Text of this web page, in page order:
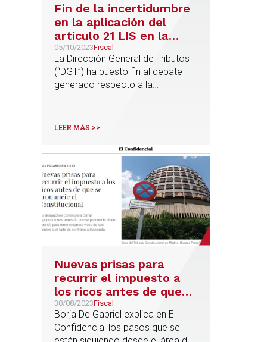
Fin de la incertidumbre
en la aplicación del
artículo 21 LIS en la
transmisión de
proyectos fotovoltaicos
05/10/2023Fiscal
La Dirección General de Tributos
(“DGT”) ha puesto fin al debate
generado respecto a la
obtenidas en la venta de
tras la obtención de las licencias y
permisos necesarios para el
desarrollo de la instalación
LEER MÁS >>
Nuevas prisas para
recurrir el impuesto a
los ricos antes de que
se pronuncie el
Constitucional
30/08/2023Fiscal
Borja De Gabriel explica en El
Confidencial los pasos que se